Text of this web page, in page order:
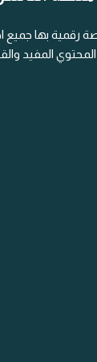
رقمية بها جميع
المفيد